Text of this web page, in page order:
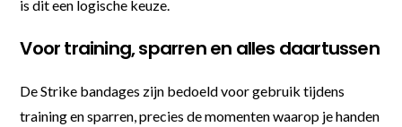
is dit een logische keuze.
Voor training, sparren en alles daartussen
De Strike bandages zijn bedoeld voor gebruik tijdens
training en sparren, precies de momenten waarop je handen